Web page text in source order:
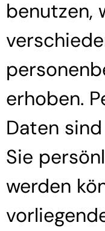
benutzen,
erhoben.
Daten
Sie
werden